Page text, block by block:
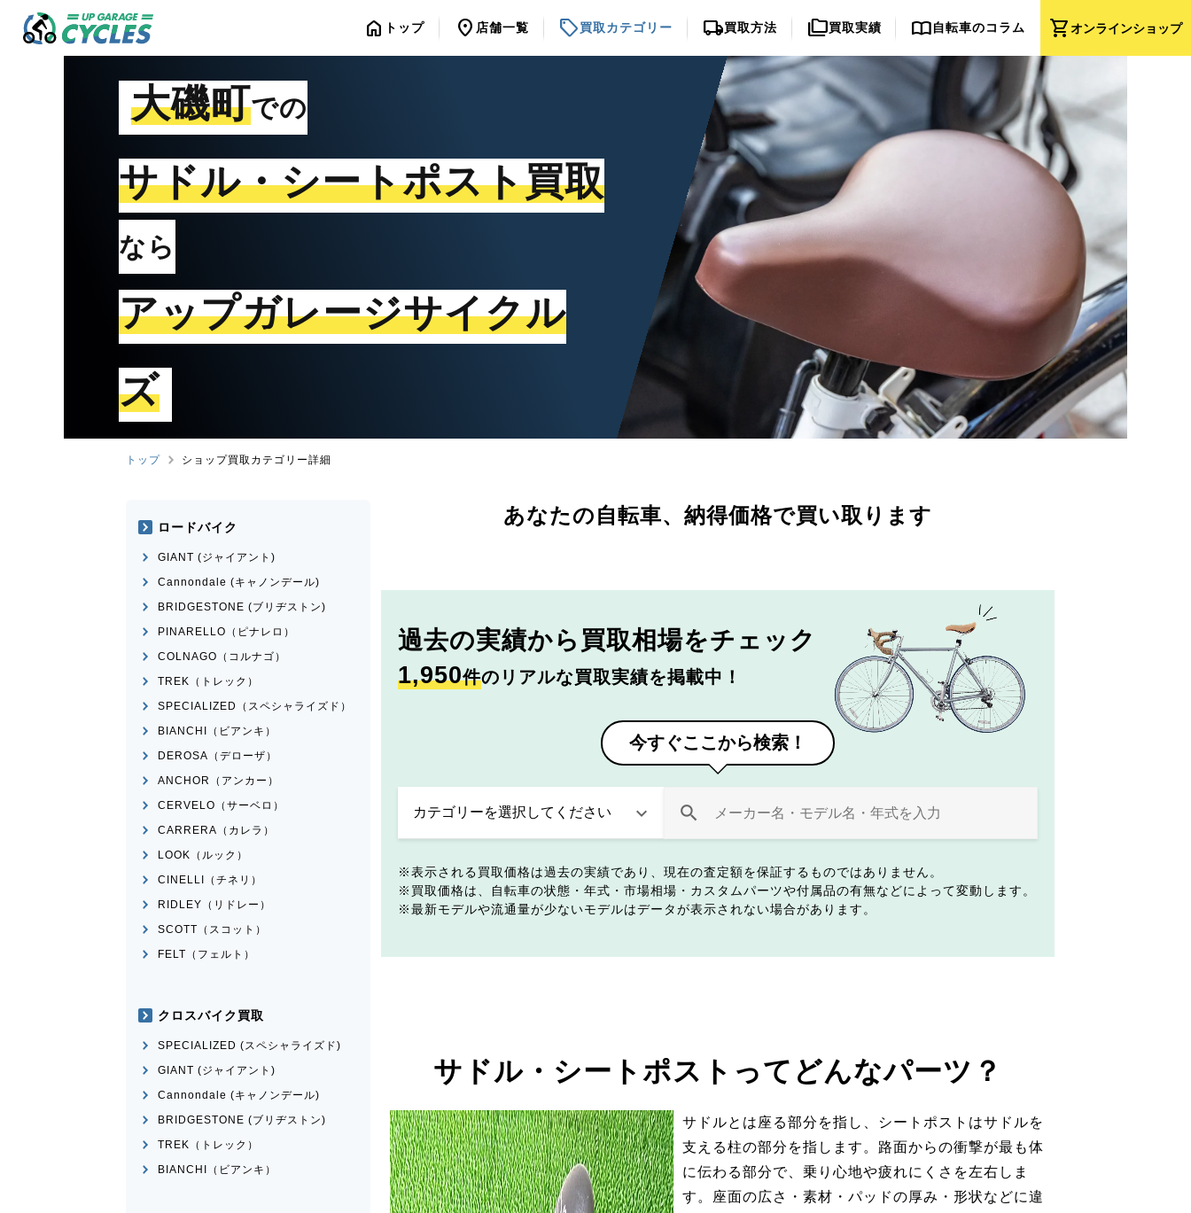
shopping_cartオンラインショップ
home トップ location_on 店舗一覧 sell買取カテゴリー local_shipping買取方法 folder_copy買取実績 import_contacts自転車のコラム
大磯町での
サドル・シートポスト買取
なら
アップガレージサイクル
ズ
トップ ショップ買取カテゴリー詳細
あなたの自転車、 納得価格で買い取ります
過去の実績から 買取相場をチェック
1,950件のリアルな買取実績を掲載中！
今すぐここから検索！
表示される買取価格は過去の実績であり、現在の査定額を保証するものではありません。
買取価格は、自転車の状態・年式・市場相場・カスタムパーツや付属品の有無などによって変動します。
最新モデルや流通量が少ないモデルはデータが表示されない場合があります。
サドル・シートポストってどんなパーツ？
サドルとは座る部分を指し、シートポストはサドルを
支える柱の部分を指します。路面からの衝撃が最も体
に伝わる部分で、乗り心地や疲れにくさを左右しま
す。座面の広さ・素材・パッドの厚み・形状などに違
ロードバイク
GIANT (ジャイアント)
Cannondale (キャノンデール)
BRIDGESTONE (ブリヂストン)
PINARELLO（ピナレロ）
COLNAGO（コルナゴ）
TREK（トレック）
SPECIALIZED（スペシャライズド）
BIANCHI（ビアンキ）
DEROSA（デローザ）
ANCHOR（アンカー）
CERVELO（サーベロ）
CARRERA（カレラ）
LOOK（ルック）
CINELLI（チネリ）
RIDLEY（リドレー）
SCOTT（スコット）
FELT（フェルト）
クロスバイク買取
SPECIALIZED (スペシャライズド)
GIANT (ジャイアント)
Cannondale (キャノンデール)
BRIDGESTONE (ブリヂストン)
TREK（トレック）
BIANCHI（ビアンキ）